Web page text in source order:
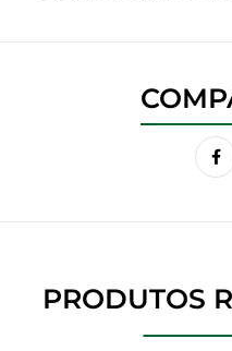
PRODUTOS